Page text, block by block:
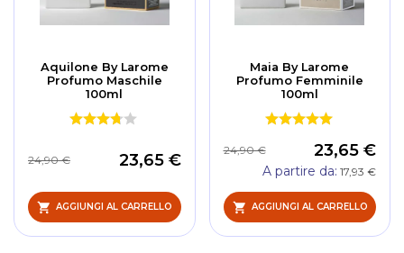
Aquilone By Larome
Profumo Maschile
100ml
23,65 €
24,90 €
AGGIUNGI AL CARRELLO
Maia By Larome
Profumo Femminile
100ml
23,65 €
24,90 €
A partire da 17,93 €
AGGIUNGI AL CARRELLO